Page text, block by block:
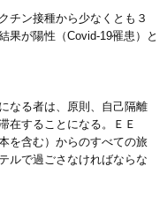
チン接種から少なくとも３
果が陽性（Covid-19罹患）と
なる者は、原則、自己隔離
在することになる。ＥＥ
を含む）からのすべての旅
ルで過ごさなければならな